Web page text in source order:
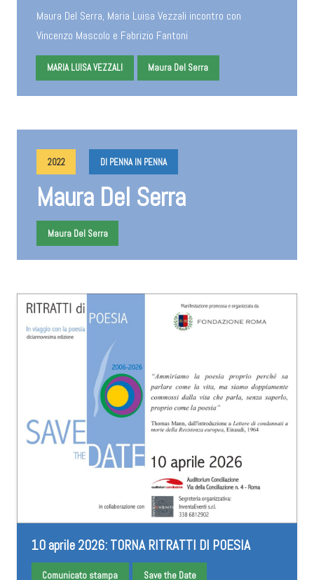
Maura Del Serra, Maria Luisa Vezzali incontro con
Vincenzo Mascolo e Fabrizio Fantoni
MARIA LUISA VEZZALI Maura Del Serra
2022 DI PENNA IN PENNA
Maura Del Serra
Maura Del Serra
10 aprile 2026: TORNA RITRATTI DI POESIA
Comunicato stampa Save the Date